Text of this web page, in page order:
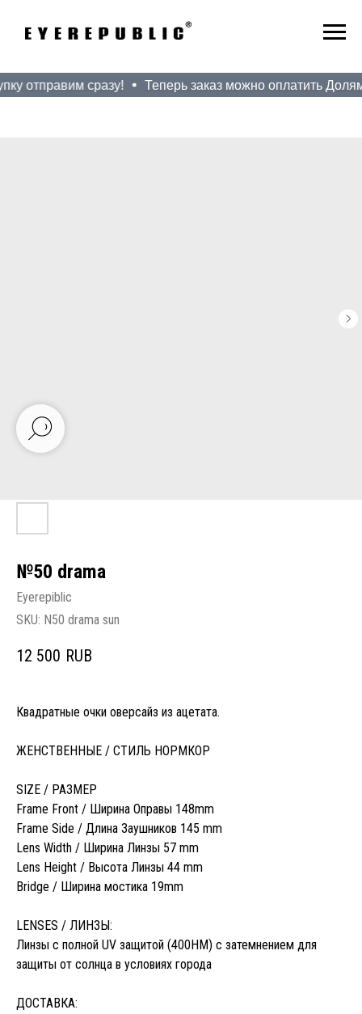
отправим сразу! Теперь заказ можно оплатить
№50 drama
Eyerepiblic
SKU: N50 drama sun
12 500 RUB
Квадратные очки оверсайз из ацетата.
ЖЕНСТВЕННЫЕ / СТИЛЬ НОРМКОР
SIZE / РАЗМЕР
Frame Front / Ширина Оправы 148mm
Frame Side / Длина Заушников 145 mm
Lens Width / Ширина Линзы 57 mm
Lens Height / Высота Линзы 44 mm
Bridge / Ширина мостика 19mm
LENSES / ЛИНЗЫ:
Линзы с полной UV защитой (400HM) с затемнением для
защиты от солнца в условиях города
ДОСТАВКА: